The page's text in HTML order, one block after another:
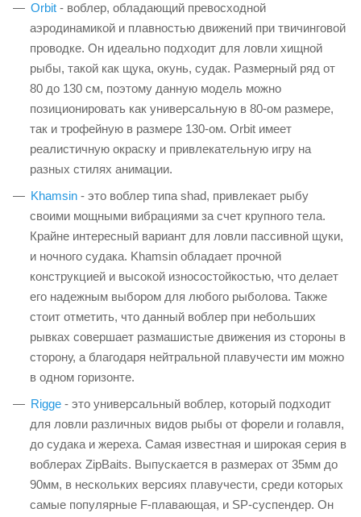
Orbit - воблер, обладающий превосходной
аэродинамикой и плавностью движений при твичинговой
проводке. Он идеально подходит для ловли хищной
рыбы, такой как щука, окунь, судак. Размерный ряд от
80 до 130 см, поэтому данную модель можно
позиционировать как универсальную в 80-ом размере,
так и трофейную в размере 130-ом. Orbit имеет
реалистичную окраску и привлекательную игру на
разных стилях анимации.
Khamsin - это воблер типа shad, привлекает рыбу
своими мощными вибрациями за счет крупного тела.
Крайне интересный вариант для ловли пассивной щуки,
и ночного судака. Khamsin обладает прочной
конструкцией и высокой износостойкостью, что делает
его надежным выбором для любого рыболова. Также
стоит отметить, что данный воблер при небольших
рывках совершает размашистые движения из стороны в
сторону, а благодаря нейтральной плавучести им можно
в одном горизонте.
Rigge - это универсальный воблер, который подходит
для ловли различных видов рыбы от форели и голавля,
до судака и жереха. Самая известная и широкая серия в
воблерах ZipBaits. Выпускается в размерах от 35мм до
90мм, в нескольких версиях плавучести, среди которых
самые популярные F-плавающая, и SP-суспендер. Он